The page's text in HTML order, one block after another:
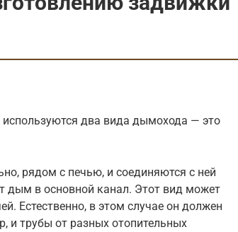
используются два вида дымохода — это
рядом с печью, и соединяются с ней
дым в основной канал. Этот вид может
Естественно, в этом случае он должен
и трубы от разных отопительных